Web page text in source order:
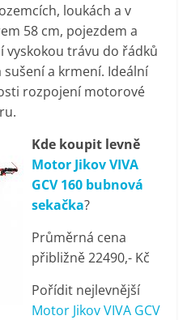
loukách a v
58 cm, pojezdem a
vyskokou trávu do řádků
a krmení. Ideální
rozpojení motorové
Kde koupit levně
Motor Jikov VIVA
GCV 160 bubnová
sekačka?
Průměrná cena
přibližně 22490,- Kč
Pořídit nejlevnější
Motor Jikov VIVA GCV